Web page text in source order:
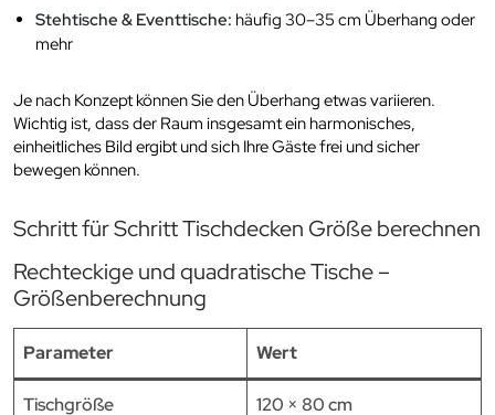
Stehtische & Eventtische: häufig 30–35 cm Überhang oder
mehr
Je nach Konzept können Sie den Überhang etwas variieren.
Wichtig ist, dass der Raum insgesamt ein harmonisches,
einheitliches Bild ergibt und sich Ihre Gäste frei und sicher
bewegen können.
Schritt für Schritt Tischdecken Größe berechnen
Rechteckige und quadratische Tische –
Größenberechnung
Parameter Wert
Tischgröße 120 × 80 cm